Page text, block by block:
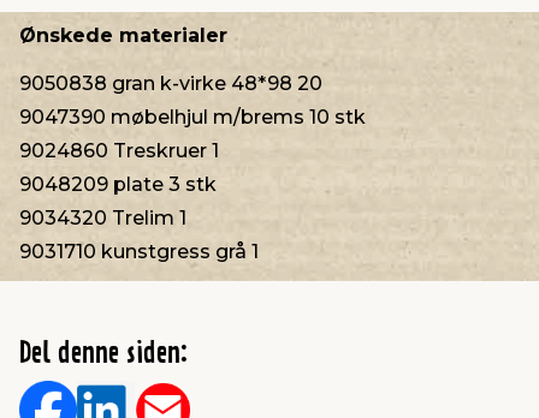
Ønskede materialer
9050838 gran k-virke 48*98 20
9047390 møbelhjul m/brems 10 stk
9024860 Treskruer 1
9048209 plate 3 stk
9034320 Trelim 1
9031710 kunstgress grå 1
Del denne siden: